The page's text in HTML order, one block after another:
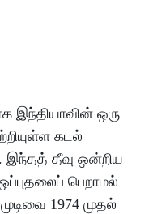
இந்தியாவின் ஒரு
கடல்
இந்தத் தீவு ஒன்றிய
பெறாமல்
1974 முதல்